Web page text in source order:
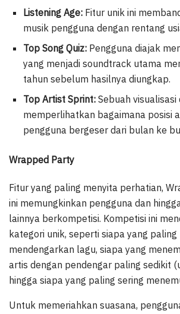
Listening Age: Fitur unik ini
musik pengguna dengan rentang
Top Song Quiz: Pengguna diajak
yang menjadi soundtrack utama
tahun sebelum hasilnya diungkap.
Top Artist Sprint: Sebuah visualisasi
memperlihatkan bagaimana posisi
pengguna bergeser dari bulan ke
Wrapped Party
Fitur yang paling menyita perhatian,
ini memungkinkan pengguna dan
lainnya berkompetisi. Kompetisi ini
kategori unik, seperti siapa yang
mendengarkan lagu, siapa yang
artis dengan pendengar paling sedikit
hingga siapa yang paling sering
Untuk memeriahkan suasana,